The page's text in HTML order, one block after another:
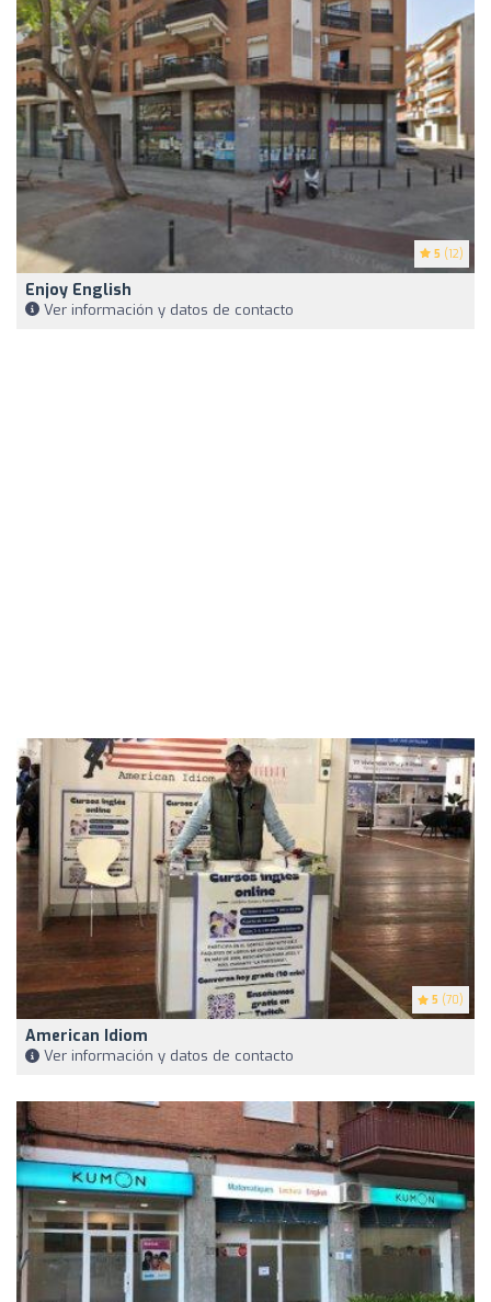
5 (12)
Enjoy English
Ver información y datos de contacto
5 (70)
American Idiom
Ver información y datos de contacto